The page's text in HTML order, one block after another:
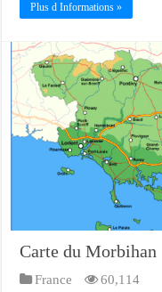
Plus d Informations »
Carte du Morbihan
France 60,114